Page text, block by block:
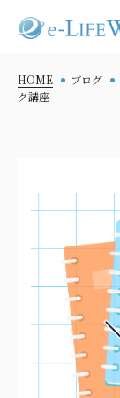
HOME ブログ
ク講座